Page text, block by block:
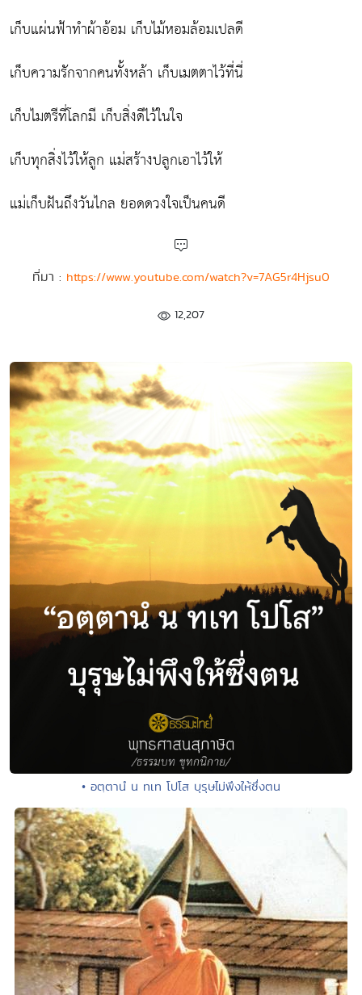
เก็บแผ่นฟ้าทำผ้าอ้อม เก็บไม้หอมล้อมเปลดี
เก็บความรักจากคนทั้งหล้า เก็บเมตตาไว้ที่นี่
เก็บไมตรีที่โลกมี เก็บสิ่งดีไว้ในใจ
เก็บทุกสิ่งไว้ให้ลูก แม่สร้างปลูกเอาไว้ให้
แม่เก็บฝันถึงวันไกล ยอดดวงใจเป็นคนดี
ที่มา : https://www.youtube.com/watch?v=7AG5r4Hjsu0
12,207
• อตฺตานํ น ทเท โปโส บุรุษไม่พึงให้ซึ่งตน